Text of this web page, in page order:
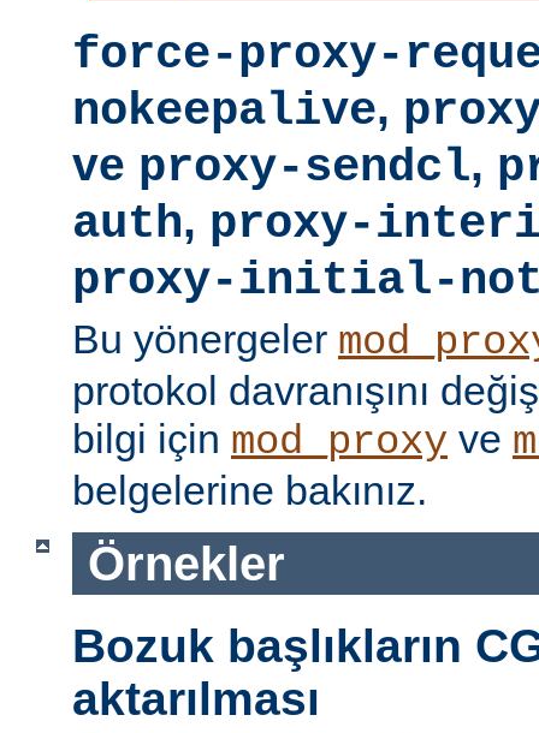
force-proxy-
nokeepalive,
ve proxy-sendcl,
auth, proxy-
proxy-initial-
Bu yönergeler
protokol davranışını
bilgi için mod_proxy ve
belgelerine bakınız.
Örnekler
Bozuk başlıkların
aktarılması